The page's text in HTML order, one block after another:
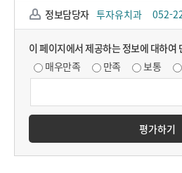
정보담당자 투자유치과 052-
이 페이지에서 제공하는 정보에 대하여
매우만족
만족 보통
평가하기